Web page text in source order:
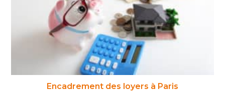
Encadrement des loyers à Paris